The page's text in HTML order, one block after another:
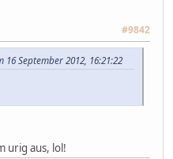
#9842
September 2012, 16:21:22
urig aus, lol!